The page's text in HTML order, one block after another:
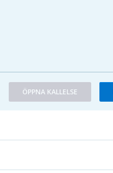
ÖPPNA KALLELSE